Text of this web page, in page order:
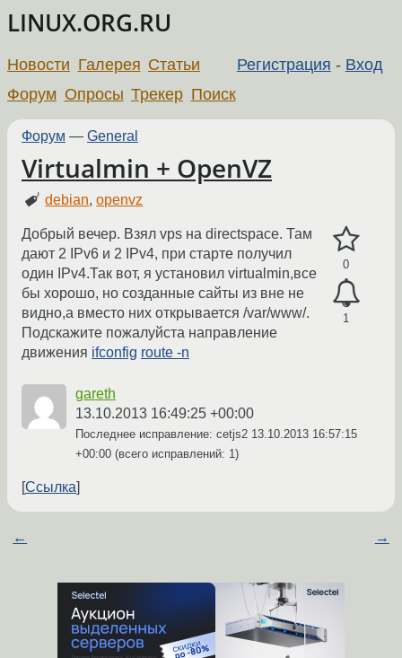
LINUX.ORG.RU
Регистрация - Вход
Новости Галерея Статьи
Форум Опросы Трекер Поиск
Форум — General
Virtualmin + OpenVZ
debian,openvz
0
1
Добрый вечер. Взял vps на directspace. Там
дают 2 IPv6 и 2 IPv4, при старте получил
один IPv4.Так вот, я установил virtualmin,все
бы хорошо, но созданные сайты из вне не
видно,а вместо них открывается /var/www/.
Подскажите пожалуйста направление
движения ifconfig route -n
gareth
13.10.2013 16:49:25 +00:00
Последнее исправление: cetjs2 13.10.2013 16:57:15
+00:00 (всего исправлений: 1)
Ссылка
← →